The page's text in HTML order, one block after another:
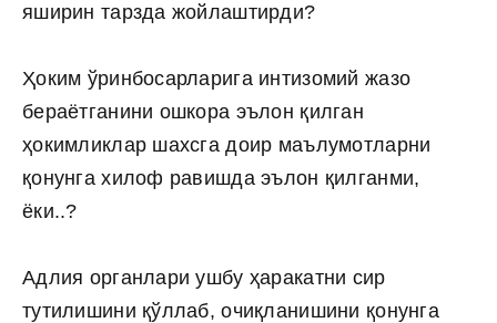
яширин тарзда жойлаштирди?
Ҳоким ўринбосарларига интизомий жазо
бераётганини ошкора эълон қилган
ҳокимликлар шахсга доир маълумотларни
қонунга хилоф равишда эълон қилганми,
ёки..?
Адлия органлари ушбу ҳаракатни сир
тутилишини қўллаб, очиқланишини қонунга